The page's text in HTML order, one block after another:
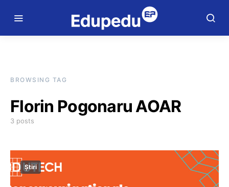
BROWSING TAG
Florin Pogonaru AOAR
3 posts
Știri